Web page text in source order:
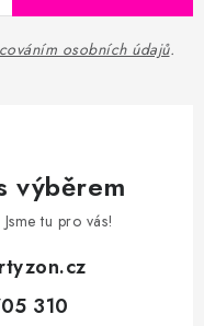
osobních údajů.
výběrem
tu pro vás!
310